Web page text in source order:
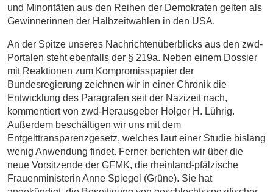
und Minoritäten aus den Reihen der Demokraten gelten als
Gewinnerinnen der Halbzeitwahlen in den USA.
An der Spitze unseres Nachrichtenüberblicks aus den zwd-
Portalen steht ebenfalls der § 219a. Neben einem Dossier
mit Reaktionen zum Kompromisspapier der
Bundesregierung zeichnen wir in einer Chronik die
Entwicklung des Paragrafen seit der Nazizeit nach,
kommentiert von zwd-Herausgeber Holger H. Lührig.
Außerdem beschäftigen wir uns mit dem
Entgelttransparenzgesetz, welches laut einer Studie bislang
wenig Anwendung findet. Ferner berichten wir über die
neue Vorsitzende der GFMK, die rheinland-pfälzische
Frauenministerin Anne Spiegel (Grüne). Sie hat